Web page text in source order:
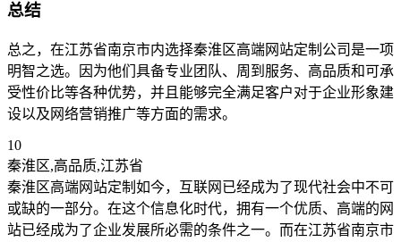
总结
总之，在江苏省南京市内选择秦淮区高端网站定制公司是一项
明智之选。因为他们具备专业团队、周到服务、高品质和可承
受性价比等各种优势，并且能够完全满足客户对于企业形象建
设以及网络营销推广等方面的需求。
10
秦淮区,高品质,江苏省
秦淮区高端网站定制如今，互联网已经成为了现代社会中不可
或缺的一部分。在这个信息化时代，拥有一个优质、高端的网
站已经成为了企业发展所必需的条件之一。而在江苏省南京市